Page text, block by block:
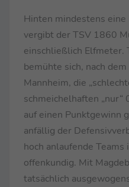
Hinten mindestens
vergibt der TSV 1860
einschließlich Elfmeter.
bemühte sich, nach
Mannheim, die
schmeichelhaften „nur“
auf einen Punktgewinn
anfällig der
hoch anlaufende
offenkundig. Mit
tatsächlich